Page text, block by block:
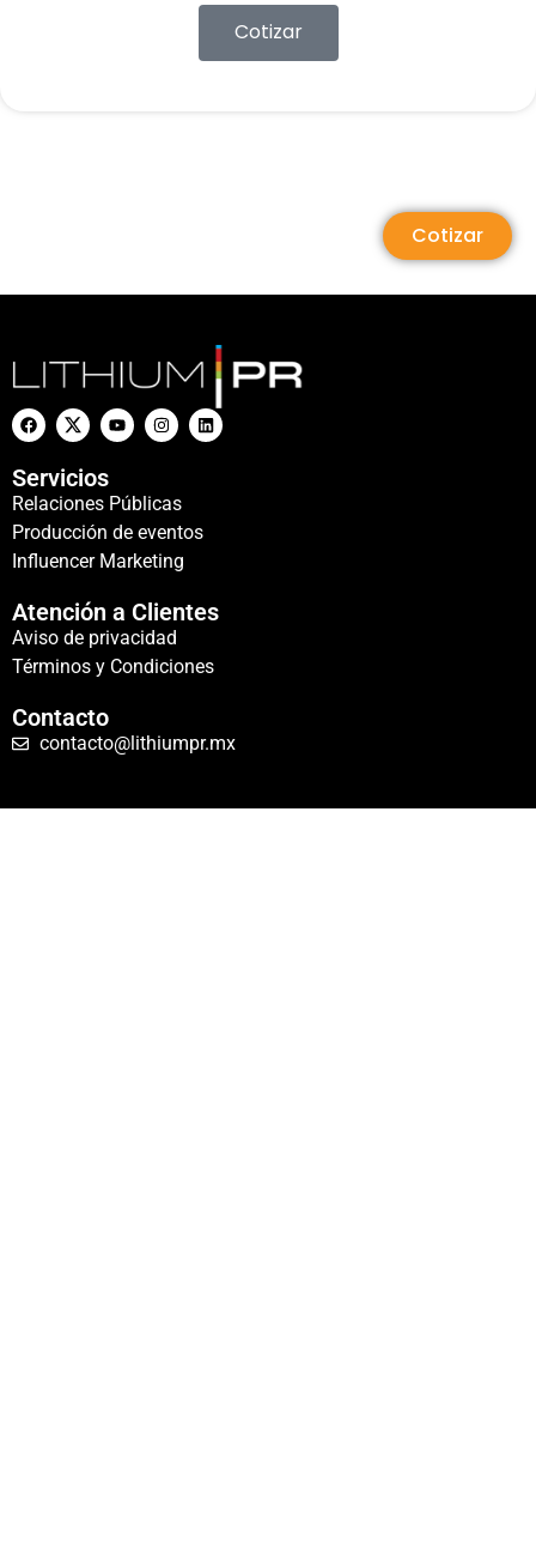
Cotizar
Cotizar
Servicios
Relaciones Públicas
Producción de eventos
Influencer Marketing
Atención a Clientes
Aviso de privacidad
Términos y Condiciones
Contacto
contacto@lithiumpr.mx